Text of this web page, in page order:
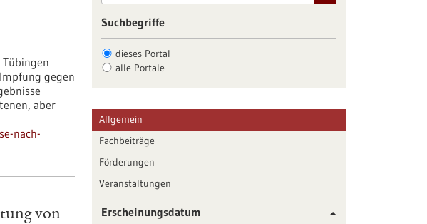
Tübingen
gegen
aber
nach-
von
Suchbegriffe
dieses Portal
alle Portale
Allgemein
Fachbeiträge
Förderungen
Veranstaltungen
Erscheinungsdatum